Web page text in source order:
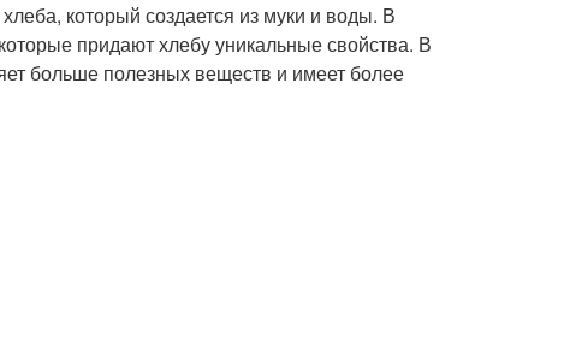
который создается из муки и воды. В
придают хлебу уникальные свойства. В
больше полезных веществ и имеет более